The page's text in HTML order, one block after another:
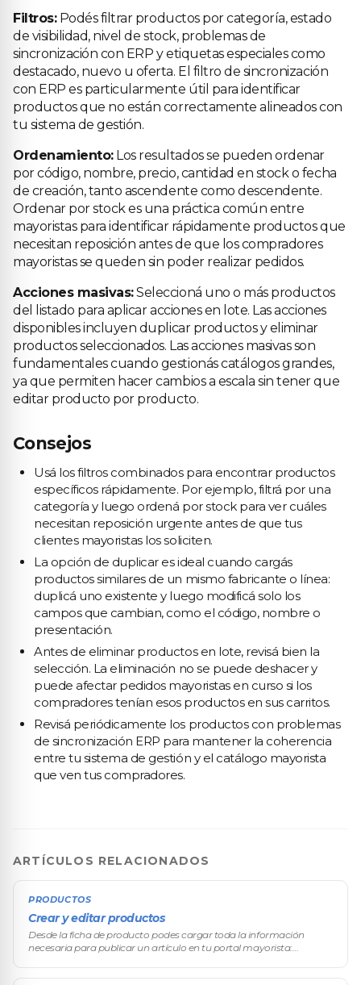
Filtros:Podés filtrar productos por categoría, estado
de visibilidad, nivel de stock, problemas de
sincronización con ERP y etiquetas especiales como
destacado, nuevo u oferta. El filtro de sincronización
con ERP es particularmente útil para identificar
productos que no están correctamente alineados con
tu sistema de gestión.
Ordenamiento:Los resultados se pueden ordenar
por código, nombre, precio, cantidad en stock o fecha
de creación, tanto ascendente como descendente.
Ordenar por stock es una práctica común entre
mayoristas para identificar rápidamente productos que
necesitan reposición antes de que los compradores
mayoristas se queden sin poder realizar pedidos.
Acciones masivas:Seleccioná uno o más productos
del listado para aplicar acciones en lote. Las acciones
disponibles incluyen duplicar productos y eliminar
productos seleccionados. Las acciones masivas son
fundamentales cuando gestionás catálogos grandes,
ya que permiten hacer cambios a escala sin tener que
editar producto por producto.
Consejos
Usá los filtros combinados para encontrar productos
específicos rápidamente. Por ejemplo, filtrá por una
categoría y luego ordená por stock para ver cuáles
necesitan reposición urgente antes de que tus
clientes mayoristas los soliciten.
La opción de duplicar es ideal cuando cargás
productos similares de un mismo fabricante o línea:
duplicá uno existente y luego modificá solo los
campos que cambian, como el código, nombre o
presentación.
Antes de eliminar productos en lote, revisá bien la
selección. La eliminación no se puede deshacer y
puede afectar pedidos mayoristas en curso si los
compradores tenían esos productos en sus carritos.
Revisá periódicamente los productos con problemas
de sincronización ERP para mantener la coherencia
entre tu sistema de gestión y el catálogo mayorista
que ven tus compradores.
ARTÍCULOS RELACIONADOS
PRODUCTOS
Crear y editar productos
Desde la ficha de producto podes cargar toda la información
necesaria para publicar un artículo en tu portal mayorista: